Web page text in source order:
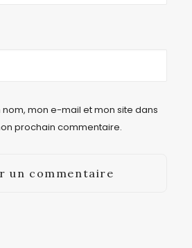
nom, mon e-mail et mon site dans
prochain commentaire.